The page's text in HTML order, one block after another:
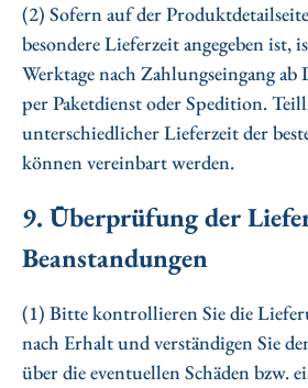
(2) Sofern auf der
besondere Lieferzeit angegeben ist,
Werktage nach Zahlungseingang ab
per Paketdienst oder Spedition.
unterschiedlicher Lieferzeit der
können vereinbart werden.
9. Überprüfung der
Beanstandungen
(1) Bitte kontrollieren Sie die
nach Erhalt und verständigen Sie
über die eventuellen Schäden bzw.